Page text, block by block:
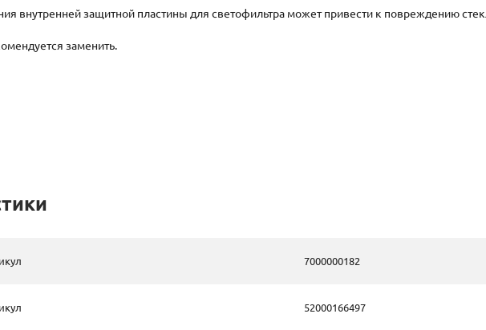
внутренней защитной пластины для светофильтра может привести к повреждению
заменить.
7000000182
52000166497